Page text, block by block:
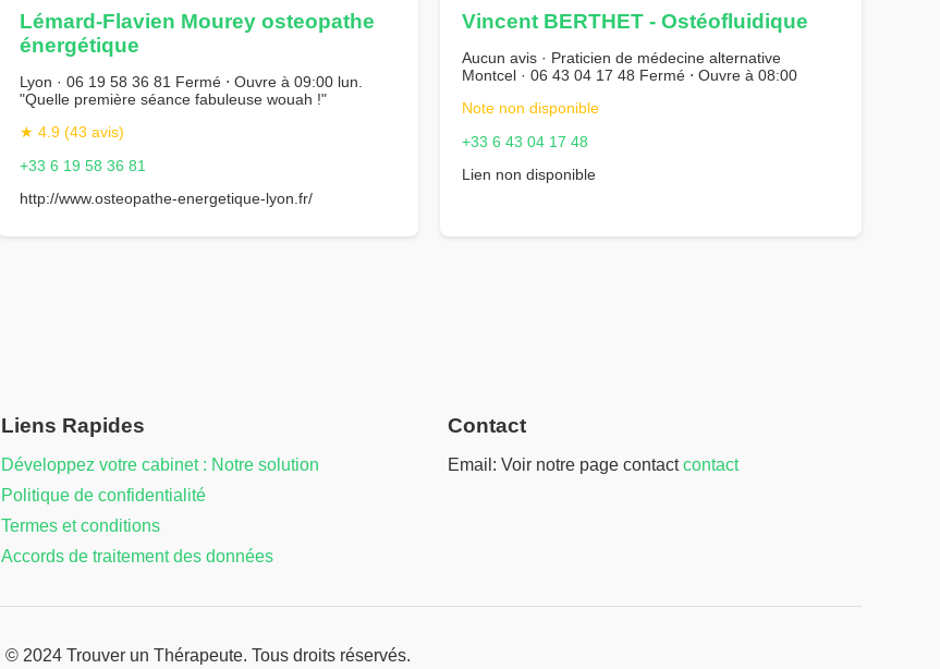
Lémard-Flavien Mourey osteopathe
énergétique
Lyon · 06 19 58 36 81 Fermé ⋅ Ouvre à 09:00 lun.
"Quelle première séance fabuleuse wouah !"
★ 4.9 (43 avis)
+33 6 19 58 36 81
http://www.osteopathe-energetique-lyon.fr/
Vincent BERTHET - Ostéofluidique
Aucun avis · Praticien de médecine alternative
Montcel · 06 43 04 17 48 Fermé ⋅ Ouvre à 08:00
Note non disponible
+33 6 43 04 17 48
Lien non disponible
Liens Rapides
Développez votre cabinet : Notre solution
Politique de confidentialité
Termes et conditions
Accords de traitement des données
Contact
Email: Voir notre page contactcontact
© 2024 Trouver un Thérapeute. Tous droits réservés.